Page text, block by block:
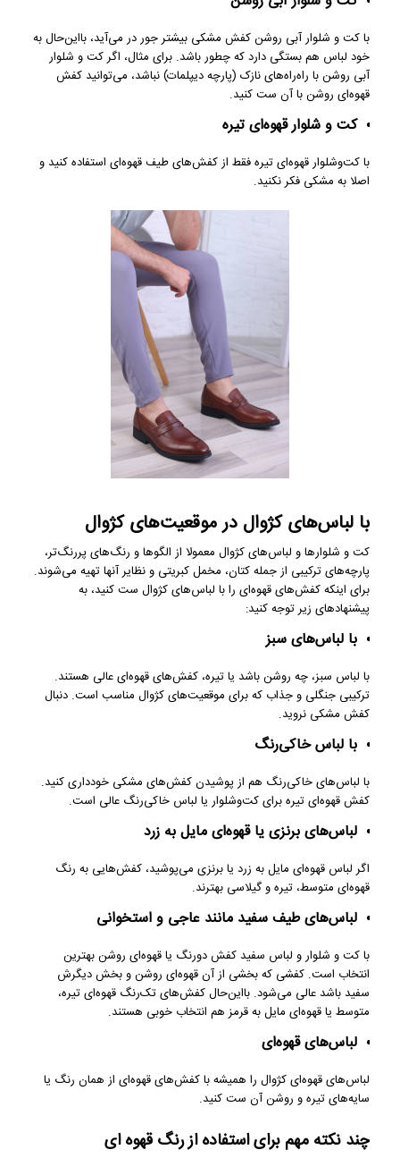
با کت‌ و شلوار آبی روشن کفش مشکی بیشتر جور در می‌آید، بااین‌حال به
خود لباس هم بستگی دارد که چطور باشد. برای مثال، اگر کت‌ و شلوار
آبی روشن با راه‌راه‌های نازک (پارچه دیپلمات) نباشد، می‌توانید کفش
قهوه‌ای روشن با آن ست کنید.
کت و شلوار قهوه‌ای تیره
با کت‌وشلوار قهوه‌ای تیره فقط از کفش‌های طیف قهوه‌ای استفاده کنید و
اصلا به مشکی فکر نکنید.
با لباس‌های کژوال در موقعیت‌های کژوال
کت‌ و شلوارها و لباس‌های کژوال معمولا از الگوها و رنگ‌های پررنگ‌تر،
پارچه‌های ترکیبی از جمله کتان، مخمل کبریتی و نظایر آنها تهیه می‌شوند.
برای اینکه کفش‌های قهوه‌ای را با لباس‌های کژوال ست کنید، به
پیشنهادهای زیر توجه کنید:
با لباس‌های سبز
با لباس سبز، چه روشن باشد یا تیره، کفش‌های قهوه‌ای عالی هستند.
ترکیبی جنگلی و جذاب که برای موقعیت‌های کژوال مناسب است. دنبال
کفش مشکی نروید.
با لباس خاکی‌رنگ
با لباس‌های خاکی‌رنگ هم از پوشیدن کفش‌های مشکی خودداری کنید.
کفش قهوه‌ای تیره برای کت‌وشلوار یا لباس خاکی‌رنگ عالی است.
لباس‌های برنزی یا قهوه‌ای مایل به زرد
اگر لباس قهوه‌ای مایل به زرد یا برنزی می‌پوشید، کفش‌هایی به رنگ
قهوه‌ای متوسط، تیره و گیلاسی بهترند.
لباس‌های طیف سفید مانند عاجی و استخوانی
با کت‌ و شلوار و لباس سفید کفش دورنگ یا قهوه‌ای روشن بهترین
انتخاب است. کفشی که بخشی از آن قهوه‌ای روشن و بخش دیگرش
سفید باشد عالی می‌شود. بااین‌حال کفش‌های تک‌رنگ قهوه‌ای تیره،
متوسط یا قهوه‌ای مایل به قرمز هم انتخاب خوبی هستند.
لباس‌های قهوه‌ای
لباس‌های قهوه‌ای کژوال را همیشه با کفش‌های قهوه‌ای از همان رنگ یا
سایه‌های تیره و روشن آن ست کنید.
چند نکته مهم برای استفاده از رنگ قهوه ای